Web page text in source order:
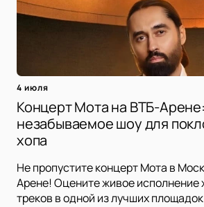
4 июля
Концерт Мота на ВТБ-Арене:
незабываемое шоу для
хопа
Не пропустите концерт Мота в
Арене! Оцените живое исполнение
треков в одной из лучших